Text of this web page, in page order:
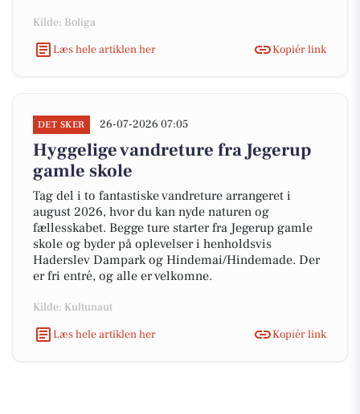
Kilde: Boliga
Læs hele artiklen her
Kopiér link
DET SKER 26-07-2026 07:05
Hyggelige vandreture fra Jegerup
gamle skole
Tag del i to fantastiske vandreture arrangeret i
august 2026, hvor du kan nyde naturen og
fællesskabet. Begge ture starter fra Jegerup gamle
skole og byder på oplevelser i henholdsvis
Haderslev Dampark og Hindemai/Hindemade. Der
er fri entré, og alle er velkomne.
Kilde: Kultunaut
Læs hele artiklen her
Kopiér link